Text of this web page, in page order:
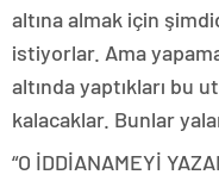
altına almak için
istiyorlar. Ama
altında yaptıkları bu
kalacaklar. Bunlar
“O İDDİANAMEYİ